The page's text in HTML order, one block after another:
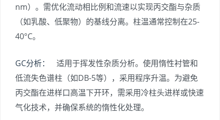
nm）。需优化流动相比例和流速以实现丙交酯与杂质
（如乳酸、低聚物）的基线分离。柱温通常控制在25-
40°C。
GC分析：
适用于挥发性杂质分析。使用惰性衬管和
低流失色谱柱（如DB-5等），采用程序升温。为避免
丙交酯在进样口高温下开环，需采用冷柱头进样或快速
气化技术，并确保系统的惰性化处理。